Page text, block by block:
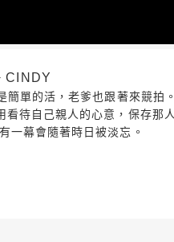
CINDY
單的活，老爹也跟著來競
待自己親人的心意，保存那
一幕會隨著時日被淡忘。